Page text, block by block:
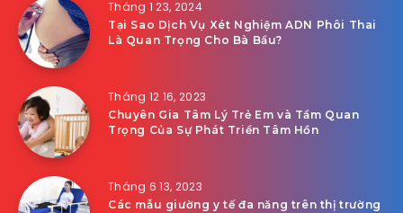
Tháng 1 23, 2024
Tại Sao Dịch Vụ Xét Nghiệm ADN Phôi Thai
Là Quan Trọng Cho Bà Bầu?
Tháng 12 16, 2023
Chuyên Gia Tâm Lý Trẻ Em và Tầm Quan
Trọng Của Sự Phát Triển Tâm Hồn
Tháng 6 13, 2023
Các mẫu giường y tế đa năng trên thị trường